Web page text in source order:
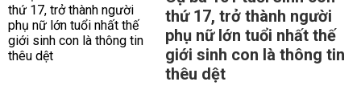
thứ 17, trở thành người
phụ nữ lớn tuổi nhất thế
giới sinh con là thông tin
thêu dệt